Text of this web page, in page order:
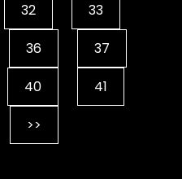
32 33
36 37
40 41
>>